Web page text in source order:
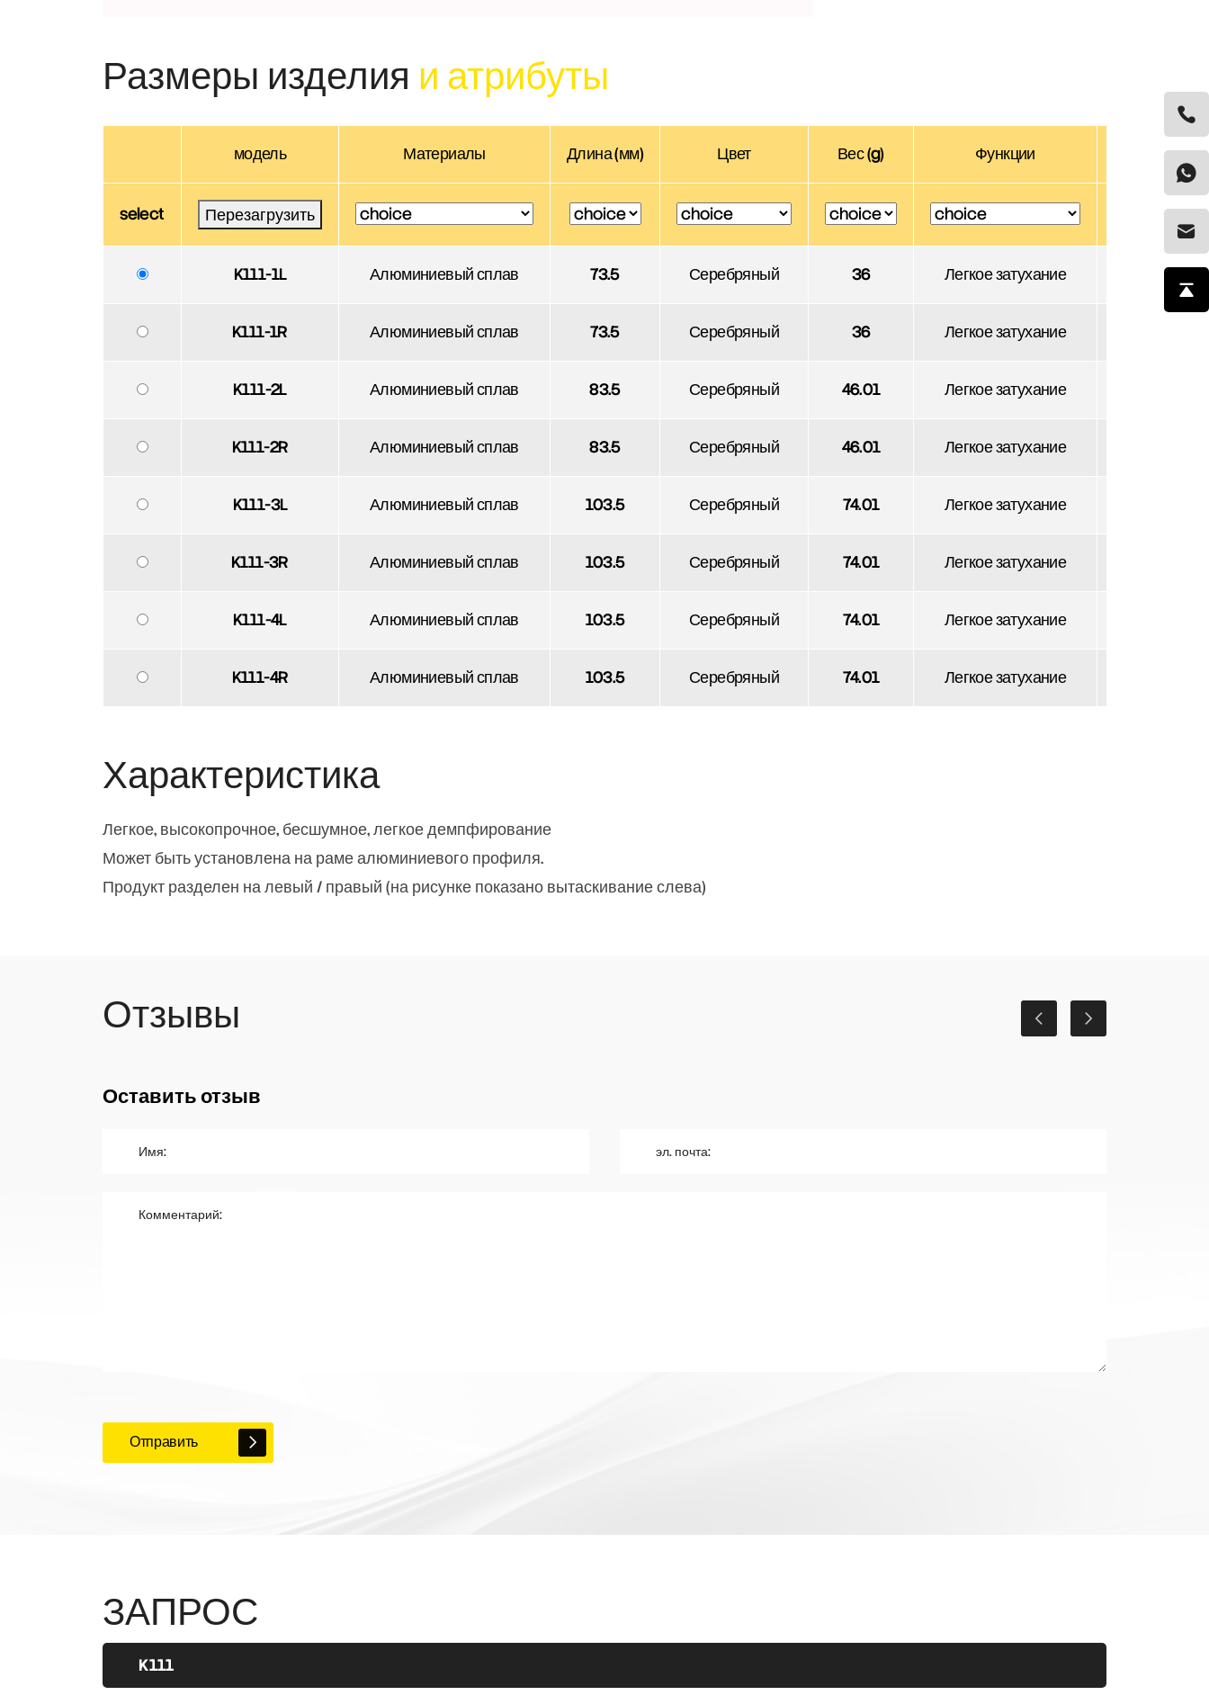
Размеры изделия и атрибуты
модель Материалы Длина (мм) Цвет Вес (g) Функции
select Перезагрузить Скачать
K111-1L Алюминиевый сплав 73.5 Серебряный 36 Легкое затухание Скачать
K111-1R Алюминиевый сплав 73.5 Серебряный 36 Легкое затухание
K111-2L Алюминиевый сплав 83.5 Серебряный 46.01 Легкое затухание
K111-2R Алюминиевый сплав 83.5 Серебряный 46.01 Легкое затухание
K111-3L Алюминиевый сплав 103.5 Серебряный 74.01 Легкое затухание
K111-3R Алюминиевый сплав 103.5 Серебряный 74.01 Легкое затухание
K111-4L Алюминиевый сплав 103.5 Серебряный 74.01 Легкое затухание
K111-4R Алюминиевый сплав 103.5 Серебряный 74.01 Легкое затухание
Характеристика
Легкое, высокопрочное, бесшумное, легкое демпфирование
Может быть установлена на раме алюминиевого профиля.
Продукт разделен на левый / правый (на рисунке показано вытаскивание слева)
Отзывы
Оставить отзыв
Отправить
ЗАПРОС